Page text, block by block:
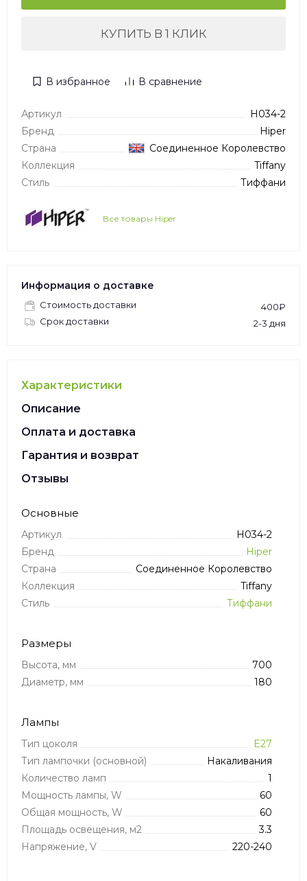
КУПИТЬ В 1 КЛИК
В избранное В сравнение
Артикул
H034-2
Бренд
Hiper
Страна
Соединенное Королевство
Коллекция
Tiffany
Стиль
Тиффани
Все товары Hiper
Информация о доставке
Стоимость доставки
400₽
Срок доставки
2-3 дня
Характеристики
Описание
Оплата и доставка
Гарантия и возврат
Отзывы
Основные
Артикул
H034-2
Бренд
Hiper
Страна
Соединенное Королевство
Коллекция
Tiffany
Стиль
Тиффани
Размеры
Высота, мм
700
Диаметр, мм
180
Лампы
Тип цоколя
E27
Тип лампочки (основной)
Накаливания
Количество ламп
1
Мощность лампы, W
60
Общая мощность, W
60
Площадь освещения, м2
3.3
Напряжение, V
220-240